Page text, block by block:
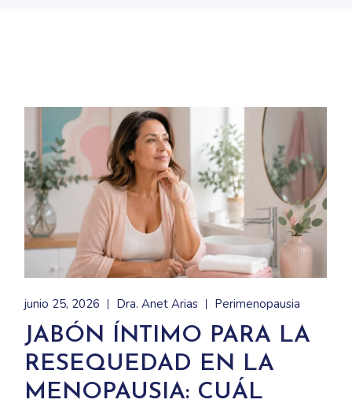
junio 25, 2026 Dra. Anet Arias Perimenopausia
JABÓN ÍNTIMO PARA LA
RESEQUEDAD EN LA
MENOPAUSIA: CUÁL